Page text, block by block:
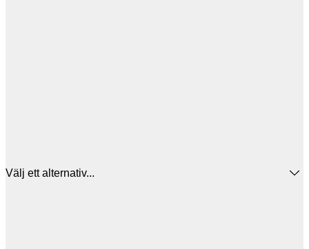
Välj ett alternativ...